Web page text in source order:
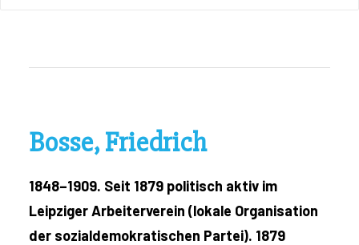
Bosse, Friedrich
1848–1909. Seit 1879 politisch aktiv im
Leipziger Arbeiterverein (lokale Organisation
der sozialdemokratischen Partei). 1879